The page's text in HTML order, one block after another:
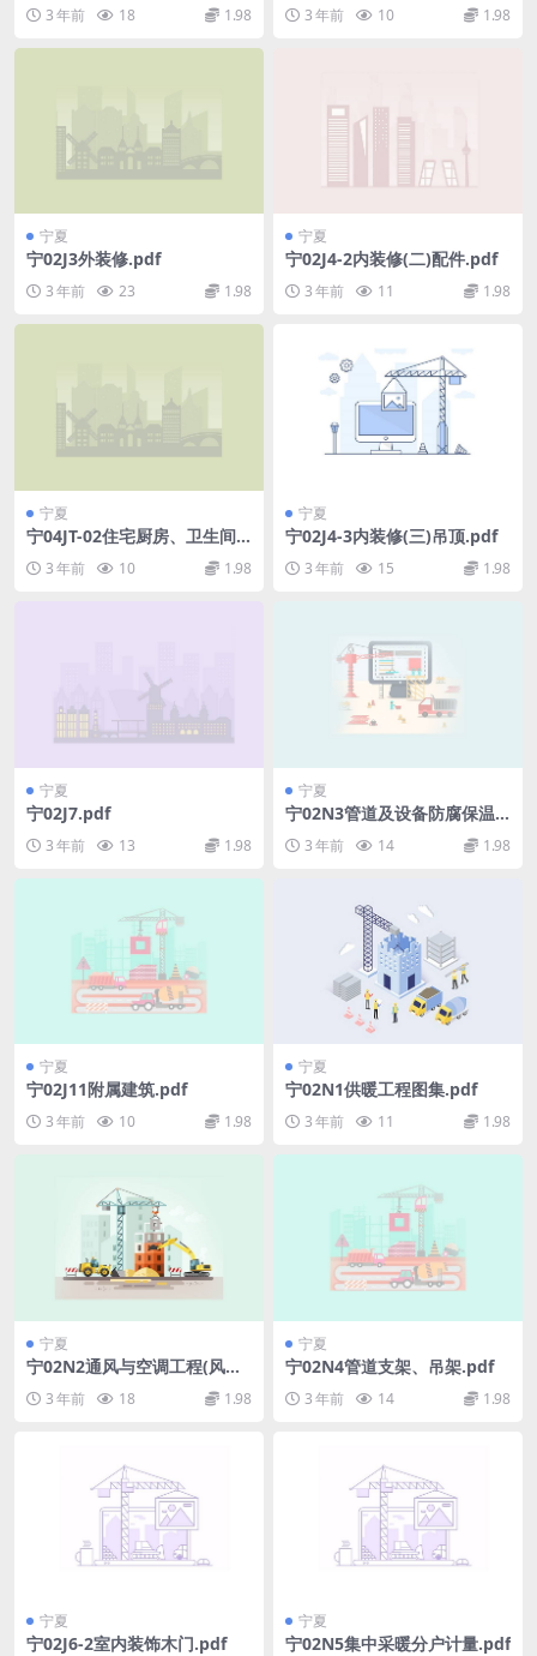
聚合物胶浆薄抹面法.pdf
3 年前 18 1.98 3 年前 10 1.98
宁夏
宁02J3外装修.pdf
3 年前 23 1.98
宁夏
宁02J4-2内装修(二)配件.pdf
3 年前 11 1.98
宁夏
宁04JT-02住宅厨房、卫生间
排风道图集(二)(YQD型).pdf
3 年前 10 1.98
宁夏
宁02J4-3内装修(三)吊顶.pdf
3 年前 15 1.98
宁夏
宁02J7.pdf
3 年前 13 1.98
宁夏
宁02N3管道及设备防腐保温.p
3 年前 14 1.98
宁夏
宁02J11附属建筑.pdf
3 年前 10 1.98
宁夏
宁02N1供暖工程图集.pdf
3 年前 11 1.98
宁夏
宁02N2通风与空调工程(风
3 年前 18 1.98
宁夏
宁02N4管道支架、吊架.pdf
3 年前 14 1.98
宁夏
宁02J6-2室内装饰木门.pdf
宁夏
宁02N5集中采暖分户计量.pdf